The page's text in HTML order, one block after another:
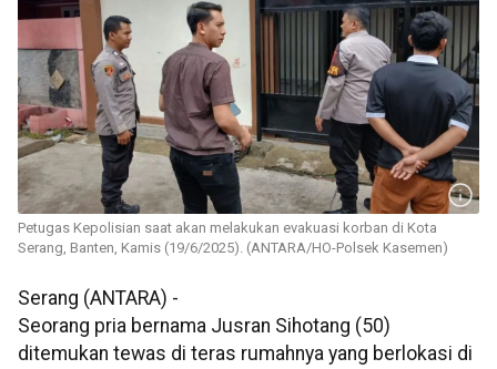
Petugas Kepolisian saat akan melakukan evakuasi korban di Kota
Serang, Banten, Kamis (19/6/2025). (ANTARA/HO-Polsek Kasemen)
Serang (ANTARA) -
Seorang pria bernama Jusran Sihotang (50)
ditemukan tewas di teras rumahnya yang berlokasi di